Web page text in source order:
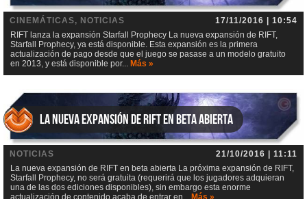
CINEMÁTICAS, NOTICIAS
17/11/2016 | 10:54
RIFT lanza la expansión Starfall Prophecy La nueva expansión de RIFT,
Starfall Prophecy, ya está disponible. Esta expansión es la primera
actualización de pago desde que el juego se pasase a un modelo gratuito
en 2013, y está disponible por... Más »
La nueva expansión de RIFT en beta abierta
NOTICIAS
21/10/2016 | 11:11
La nueva expansión de RIFT en beta abierta La próxima expansión de RIFT,
Starfall Prophecy, no será gratuita (requerirá que los jugadores adquieran
una de las dos ediciones disponibles), sin embargo esta enorme